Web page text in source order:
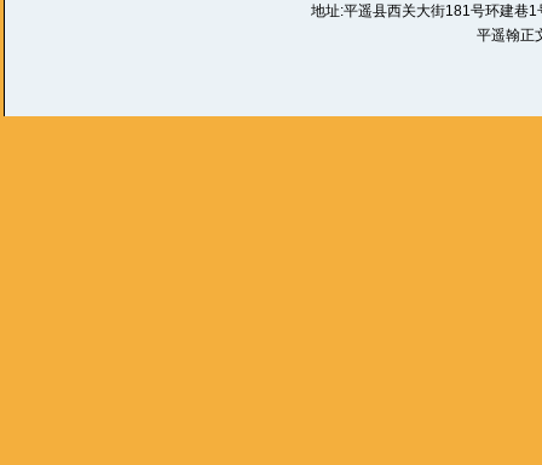
地址:平遥县西关大街181号环建
平遥翰正